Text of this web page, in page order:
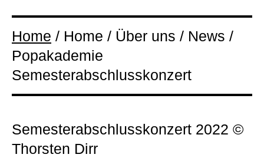
Home / Home / Über uns / News /
Popakademie
Semesterabschlusskonzert
Semesterabschlusskonzert 2022 ©
Thorsten Dirr